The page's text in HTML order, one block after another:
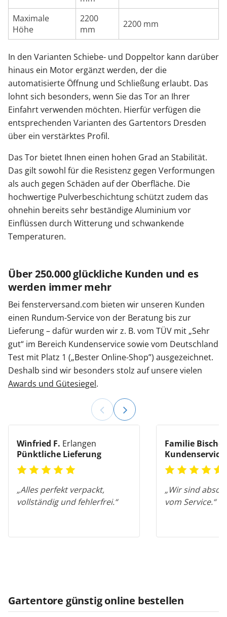
Maximale
Höhe
2200
mm
2200 mm
In den Varianten Schiebe- und Doppeltor kann darüber
hinaus ein Motor ergänzt werden, der die
automatisierte Öffnung und Schließung erlaubt. Das
lohnt sich besonders, wenn Sie das Tor an Ihrer
Einfahrt verwenden möchten. Hierfür verfügen die
entsprechenden Varianten des Gartentors Dresden
über ein verstärktes Profil.
Das Tor bietet Ihnen einen hohen Grad an Stabilität.
Das gilt sowohl für die Resistenz gegen Verformungen
als auch gegen Schäden auf der Oberfläche. Die
hochwertige Pulverbeschichtung schützt zudem das
ohnehin bereits sehr beständige Aluminium vor
Einflüssen durch Witterung und schwankende
Temperaturen.
Über 250.000 glückliche Kunden und es
werden immer mehr
Bei fensterversand.com bieten wir unseren Kunden
einen Rundum-Service von der Beratung bis zur
Lieferung – dafür wurden wir z. B. vom TÜV mit „Sehr
gut“ im Bereich Kundenservice sowie vom Deutschland
Test mit Platz 1 („Bester Online-Shop”) ausgezeichnet.
Deshalb sind wir besonders stolz auf unsere vielen
Awards und Gütesiegel.
Winfried F. Erlangen
Pünktliche Lieferung
„Alles perfekt verpackt,
vollständig und fehlerfrei.“
Familie Bischof
Kundenservice
„Wir sind
vom Service.“
Gartentore günstig online bestellen